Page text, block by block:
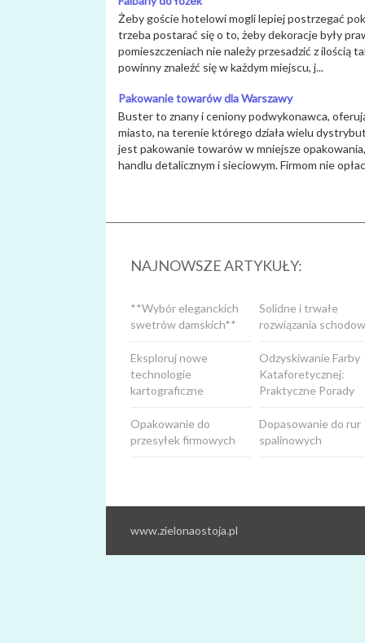
Żeby goście hotelowi mogli lepiej postrzegać
trzeba postarać się o to, żeby dekoracje były
pomieszczeniach nie należy przesadzić z ilością
powinny znaleźć się w każdym miejscu, j...
Pakowanie towarów dla Warszawy
Buster to znany i ceniony podwykonawca,
miasto, na terenie którego działa wielu
jest pakowanie towarów w mniejsze
handlu detalicznym i sieciowym. Firmom nie
NAJNOWSZE ARTYKUŁY:
Solidne i trwałe
rozwiązania
**Wybór eleganckich
swetrów damskich**
Odzyskiwanie Farby
Kataforetycznej:
Praktyczne Porady
Eksploruj nowe
technologie
kartograficzne
Dopasowanie do rur
spalinowych
Opakowanie do
przesyłek firmowych
www.zielonaostoja.pl